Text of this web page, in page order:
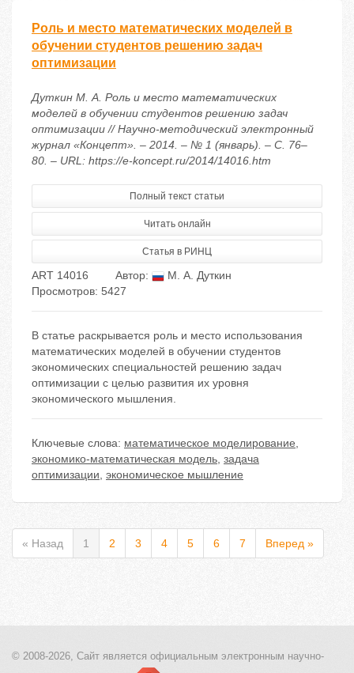
Роль и место математических моделей в
обучении студентов решению задач
оптимизации
Дуткин М. А. Роль и место математических
моделей в обучении студентов решению задач
оптимизации // Научно-методический электронный
журнал «Концепт». – 2014. – № 1 (январь). – С. 76–
80. – URL: https://e-koncept.ru/2014/14016.htm
Полный текст статьи
Читать онлайн
Статья в РИНЦ
ART 14016 Автор:
М. А. Дуткин
Просмотров: 5427
В статье раскрывается роль и место использования
математических моделей в обучении студентов
экономических специальностей решению задач
оптимизации с целью развития их уровня
экономического мышления.
Ключевые слова: математическое моделирование,
экономико-математическая модель, задача
оптимизации, экономическое мышление
« Назад 1 2 3 4 5 6 7 Вперед »
© 2008-2026, Сайт является официальным электронным научно-